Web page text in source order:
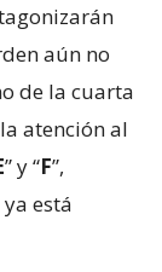
aún no
de la cuarta
atención al
” y “F”,
está